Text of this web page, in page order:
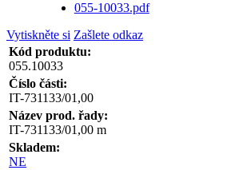
055-10033.pdf
Vytiskněte si Zašlete odkaz
Kód produktu:
055.10033
Číslo části:
IT-731133/01,00
Název prod. řady:
IT-731133/01,00 m
Skladem:
NE